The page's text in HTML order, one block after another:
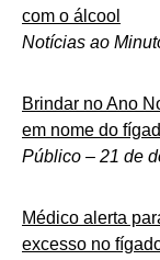
com o álcool
Notícias ao
Brindar no Ano
em nome do
Público – 21 de
Médico alerta
excesso no